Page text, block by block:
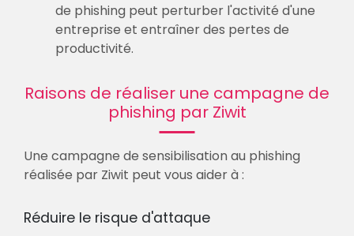
de phishing peut perturber l'activité d'une
entreprise et entraîner des pertes de
productivité.
Raisons de réaliser une campagne de
phishing par Ziwit
Une campagne de sensibilisation au phishing
réalisée par Ziwit peut vous aider à :
Réduire le risque d'attaque